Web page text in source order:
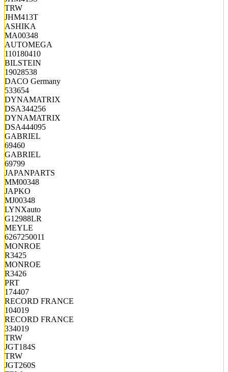
TRW
JHM413T
ASHIKA
MA00348
AUTOMEGA
110180410
BILSTEIN
19028538
DACO Germany
533654
DYNAMATRIX
DSA344256
DYNAMATRIX
DSA444095
GABRIEL
69460
GABRIEL
69799
JAPANPARTS
MM00348
JAPKO
MJ00348
LYNXauto
G12988LR
MEYLE
6267250011
MONROE
R3425
MONROE
R3426
PRT
174407
RECORD FRANCE
104019
RECORD FRANCE
334019
TRW
JGT184S
TRW
JGT260S